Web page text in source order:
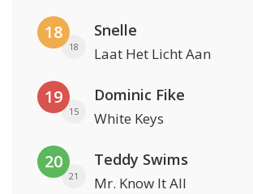
18
18
Snelle
Laat Het Licht Aan
19
15
Dominic Fike
White Keys
20
21
Teddy Swims
Mr. Know It All